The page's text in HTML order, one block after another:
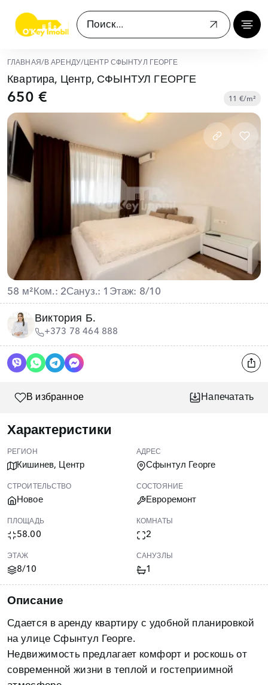
ГЛАВНАЯ/ В АРЕНДУ/ ЦЕНТР СФЫНТУЛ ГЕОРГЕ
Квартира, Центр, СФЫНТУЛ ГЕОРГЕ
650 € 11 €/m²
58 м² Ком.: 2Сануз.: 1 Этаж: 8/10
Виктория Б.
+373 78 464 888
В избранное Напечатать
Характеристики
РЕГИОН
Кишинев, Центр
АДРЕС
Сфынтул Георге
СТРОИТЕЛЬСТВО
Новое
СОСТОЯНИЕ
Евроремонт
ПЛОЩАДЬ
58.00
КОМНАТЫ
2
ЭТАЖ
8/10
САНУЗЛЫ
1
Описание
Сдается в аренду квартиру с удобной планировкой
наулице Сфынтул Георге.
Недвижимость предлагает комфорт и роскошь от
современной жизни в теплой и гостеприимной